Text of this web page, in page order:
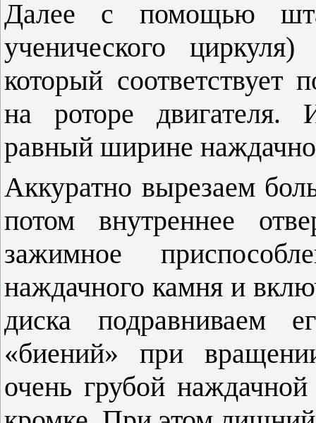
Далее с помощью
ученического
который соответствует
на роторе двигателя.
равный ширине
Аккуратно вырезаем
потом внутреннее
зажимное
наждачного камня и
диска подравниваем
«биений» при
очень грубой